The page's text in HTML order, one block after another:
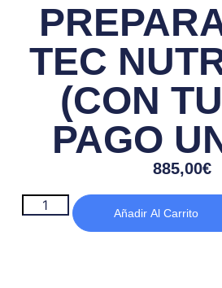
TEC
(CON
PAGO
885,00€
Añadir Al Carrito